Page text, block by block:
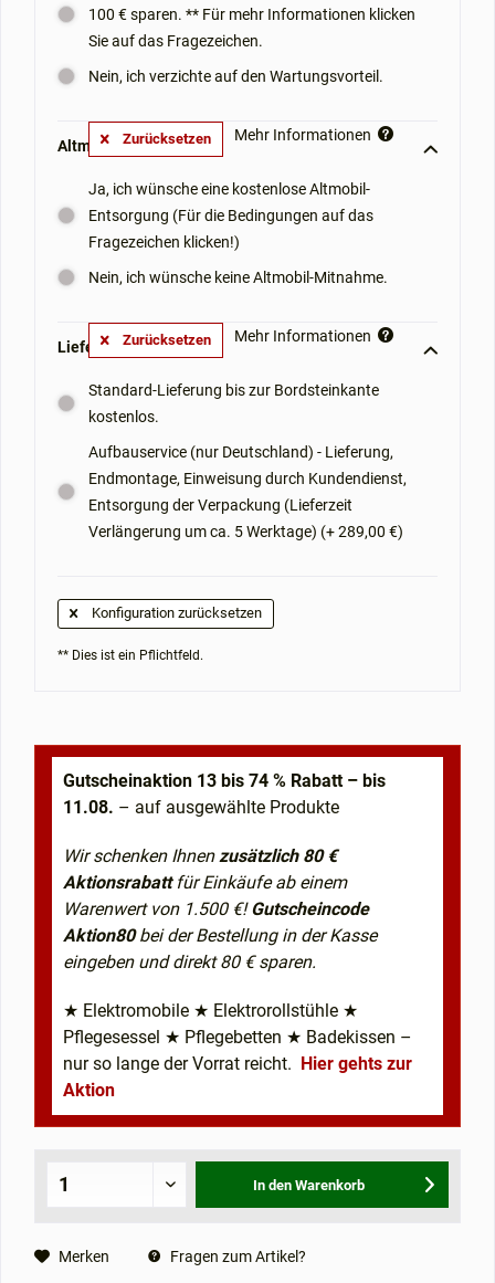
100 € sparen. ** Für mehr Informationen klicken
Sie auf das Fragezeichen.
Nein, ich verzichte auf den Wartungsvorteil.
Altmobil-Mitnahme: **
Ja, ich wünsche eine kostenlose Altmobil-
Entsorgung (Für die Bedingungen auf das
Fragezeichen klicken!)
Nein, ich wünsche keine Altmobil-Mitnahme.
Zurücksetzen Mehr Informationen
Lieferoptionen: **
Standard-Lieferung bis zur Bordsteinkante
kostenlos.
Aufbauservice (nur Deutschland) - Lieferung,
Endmontage, Einweisung durch Kundendienst,
Entsorgung der Verpackung (Lieferzeit
Verlängerung um ca. 5 Werktage) (+ 289,00 €)
Zurücksetzen Mehr Informationen
Konfiguration zurücksetzen
** Dies ist ein Pflichtfeld.
Gutscheinaktion 13 bis 74 % Rabatt – bis
11.08. – auf ausgewählte Produkte
Wir schenken Ihnenzusätzlich 80 €
Aktionsrabattfür Einkäufe ab einem
Warenwert von 1.500 €!Gutscheincode
Aktion80bei der Bestellung in der Kasse
eingeben und direkt 80 € sparen.
★ Elektromobile ★ Elektrorollstühle ★
Pflegesessel ★ Pflegebetten ★ Badekissen –
nur so lange der Vorrat reicht.
Hier gehts zur
Aktion
In den Warenkorb
Merken Fragen zum Artikel?